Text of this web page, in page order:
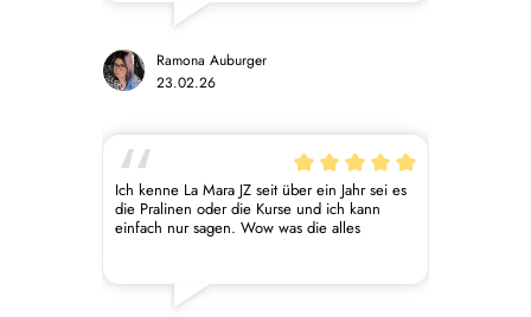
Yoga kann ich nur empfehlen, alles mit viel
Ramona Auburger
23.02.26
Ich kenne La Mara JZ seit über ein Jahr sei es
die Pralinen oder die Kurse und ich kann
einfach nur sagen. Wow was die alles
machen. Die Pralinen sind Mega meine
waren auch sehr informativ und man konnte
sehr viel lernen was die vegane Patisserie